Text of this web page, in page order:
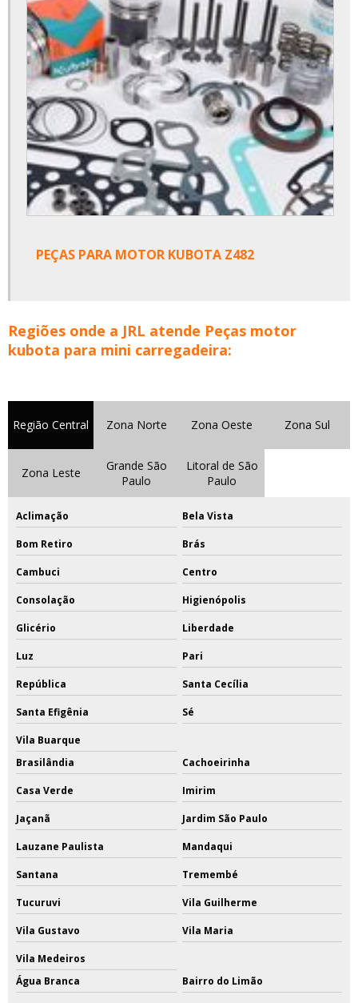
PEÇAS PARA MOTOR KUBOTA Z482
Regiões onde a JRL atende Peças motor
kubota para mini carregadeira:
Região Central Zona Norte Zona Oeste Zona Sul
Zona Leste
Grande São
Paulo
Litoral de São
Paulo
Aclimação Bela Vista
Bom Retiro Brás
Cambuci Centro
Consolação Higienópolis
Glicério Liberdade
Luz Pari
República Santa Cecília
Santa Efigênia Sé
Vila Buarque
Brasilândia
Cachoeirinha
Casa Verde Imirim
Jaçanã Jardim São Paulo
Lauzane Paulista Mandaqui
Santana Tremembé
Tucuruvi Vila Guilherme
Vila Gustavo Vila Maria
Vila Medeiros
Água Branca
Bairro do Limão